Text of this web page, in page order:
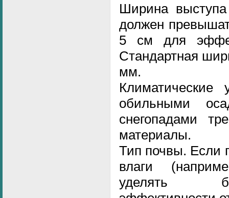
Ширина
должен
5 см для
Стандартная
мм.
обильными
снегопадами
материалы.
Тип почвы. Если
влаги
уделять